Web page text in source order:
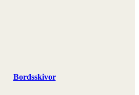
Bordsskivor